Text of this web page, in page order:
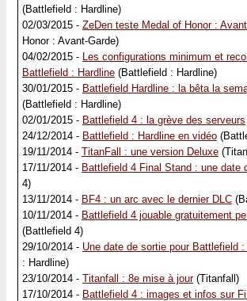
(Battlefield : Hardline)
02/03/2015 - ZeDen teste Medal of Honor :
Honor : Avant-Garde)
04/02/2015 - Les configurations minimum et
Battlefield : Hardline (Battlefield : Hardline)
30/01/2015 - Battlefield Hardline : la bêta la
(Battlefield : Hardline)
02/01/2015 - Battlefield 4 : la grève des serveurs
24/12/2014 - Battlefield : Hardline en vidéo
19/11/2014 - TitanFall : une version Deluxe
17/11/2014 - Battlefield 4 Final Stand : une date
4)
13/11/2014 - BF4 : un arc avec le dernier DLC
10/11/2014 - Battlefield 4 jouable gratuitement
(Battlefield 4)
29/10/2014 - Une date de sortie pour Battlefield :
: Hardline)
23/10/2014 - Titanfall : 8e mise à jour(Titanfall)
17/10/2014 - Battlefield 4 : images et infos sur